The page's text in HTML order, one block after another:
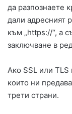
да разпознаете
дали адресният
към „https://“, а
заключване в
Ако SSL или TLS
които ни
трети страни.